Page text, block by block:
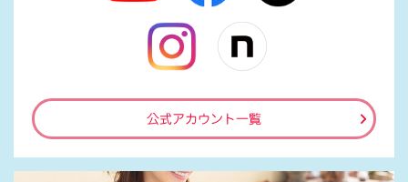
公式アカウント一覧